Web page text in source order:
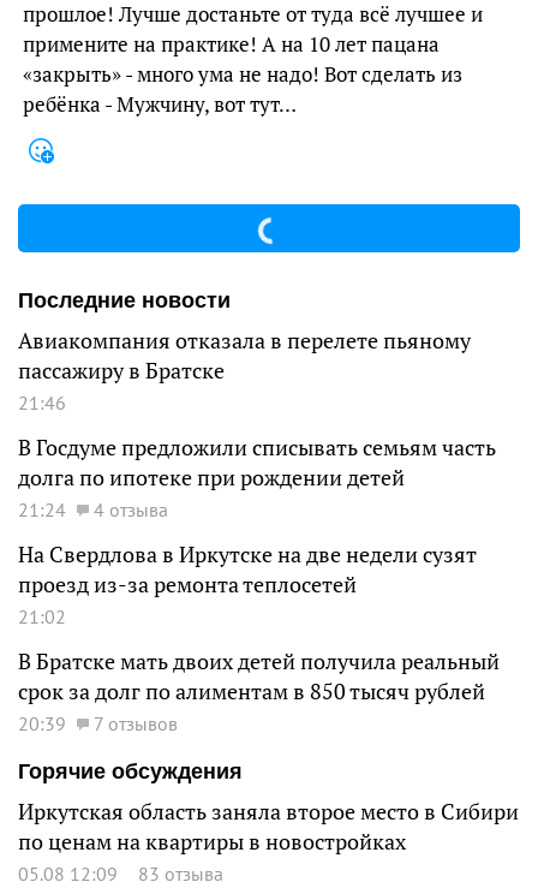
прошлое! Лучше достаньте от туда всё лучшее и
примените на практике! А на 10 лет пацана
«закрыть» - много ума не надо! Вот сделать из
ребёнка - Мужчину, вот тут…
Последние новости
Авиакомпания отказала в перелете пьяному
пассажиру в Братске
21:46
В Госдуме предложили списывать семьям часть
долга по ипотеке при рождении детей
21:24 4 отзыва
На Свердлова в Иркутске на две недели сузят
проезд из-за ремонта теплосетей
21:02
В Братске мать двоих детей получила реальный
срок за долг по алиментам в 850 тысяч рублей
20:39
7 отзывов
Горячие обсуждения
Иркутская область заняла второе место в Сибири
по ценам на квартиры в новостройках
05.08 12:09 83 отзыва